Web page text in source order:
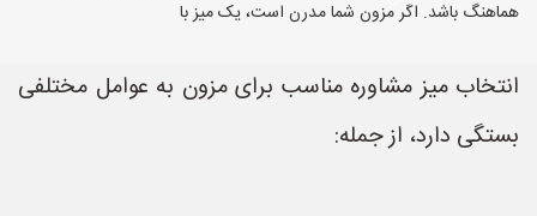
هماهنگ باشد. اگر مزون شما مدرن است، یک میز با
انتخاب میز مشاوره مناسب برای مزون به عوامل مختلفی
بستگی دارد، از جمله: